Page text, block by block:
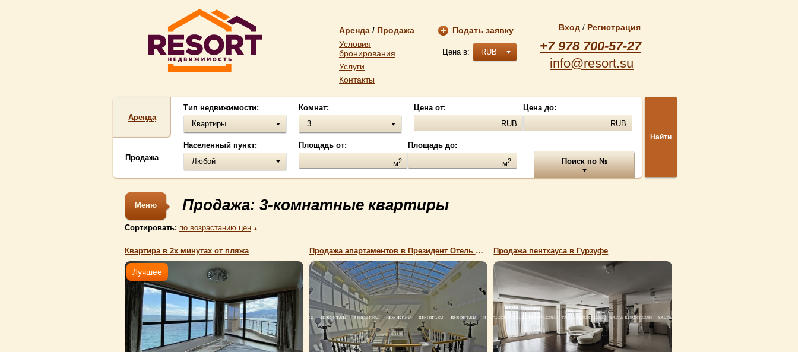
Аренда / Продажа
Условия
бронирования
Услуги
Контакты
Подать заявку
Цена в: RUB
Вход / Регистрация
+7 978 700-57-27
info@resort.su
Аренда
Продажа
Тип недвижимости:
Квартиры
Комнат:
3
Цена от:
RUB
Цена до:
RUB
Населенный пункт:
Любой
Площадь от:
м2
Площадь до:
м2 Поиск по №
Найти
Меню Продажа: 3-комнатные квартиры
Сортировать: по возрастанию цен ▲
Квартира в 2х минутах от пляжа
Лучшее
Продажа апартаментов в Президент Отель Таврида Продажа пентхауса в Гурзуфе